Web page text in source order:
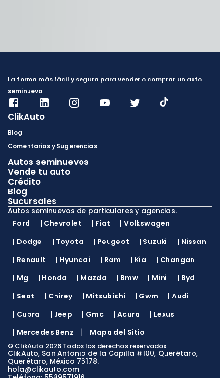
La forma más fácil y segura para vender o comprar un auto
seminuevo
ClikAuto
Blog
Comentarios y Sugerencias
Autos seminuevos
Vende tu auto
Crédito
Blog
Sucursales
Autos seminuevos de particulares y agencias.
Ford
| Chevrolet | Fiat |Volkswagen
| Dodge | Toyota | Peugeot | Suzuki | Nissan
| Renault | Hyundai | Ram | Kia | Changan
| Mg | Honda | Mazda | Bmw | Mini | Byd
| Seat | Chirey | Mitsubishi | Gwm |Audi
| Cupra | Jeep | Gmc |Acura | Lexus
| Mercedes Benz | Mapa del Sitio
© ClikAuto 2026 Todos los derechos reservados
ClikAuto, San Antonio de la Capilla #100, Querétaro,
Querétaro, México 76178.
hola@clikauto.com